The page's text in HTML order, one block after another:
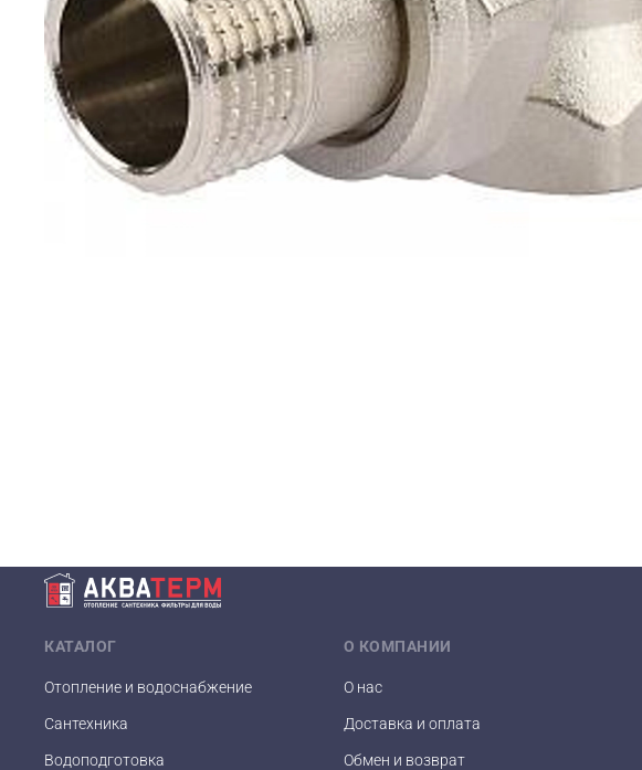
КАТАЛОГ
Отопление и водоснабжение
Сантехника
Водоподготовка
О КОМПАНИИ
О нас
Доставка и оплата
Обмен и возврат